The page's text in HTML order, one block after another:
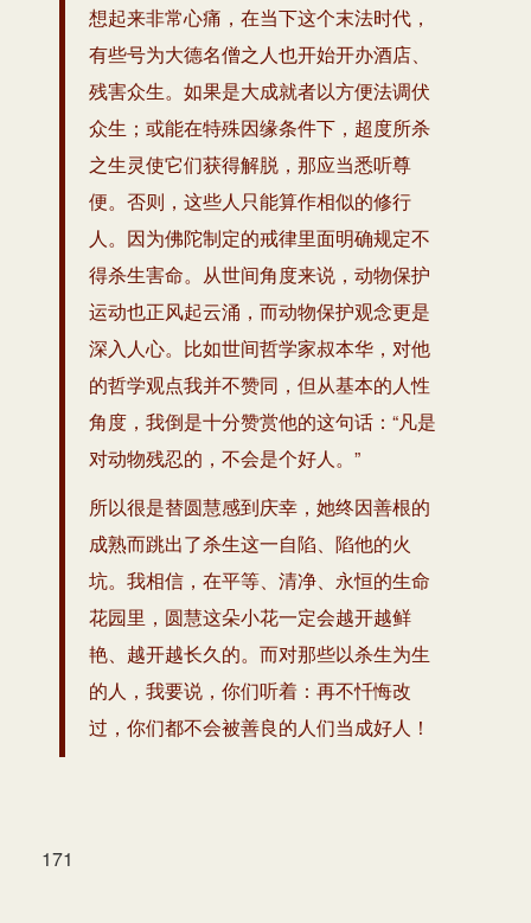
想起来非常心痛，在当下这个末法时代，
有些号为大德名僧之人也开始开办酒店、
残害众生。如果是大成就者以方便法调伏
众生；或能在特殊因缘条件下，超度所杀
之生灵使它们获得解脱，那应当悉听尊
便。否则，这些人只能算作相似的修行
人。因为佛陀制定的戒律里面明确规定不
得杀生害命。从世间角度来说，动物保护
运动也正风起云涌，而动物保护观念更是
深入人心。比如世间哲学家叔本华，对他
的哲学观点我并不赞同，但从基本的人性
角度，我倒是十分赞赏他的这句话：“凡是
对动物残忍的，不会是个好人。”
所以很是替圆慧感到庆幸，她终因善根的
成熟而跳出了杀生这一自陷、陷他的火
坑。我相信，在平等、清净、永恒的生命
花园里，圆慧这朵小花一定会越开越鲜
艳、越开越长久的。而对那些以杀生为生
的人，我要说，你们听着：再不忏悔改
过，你们都不会被善良的人们当成好人！
171